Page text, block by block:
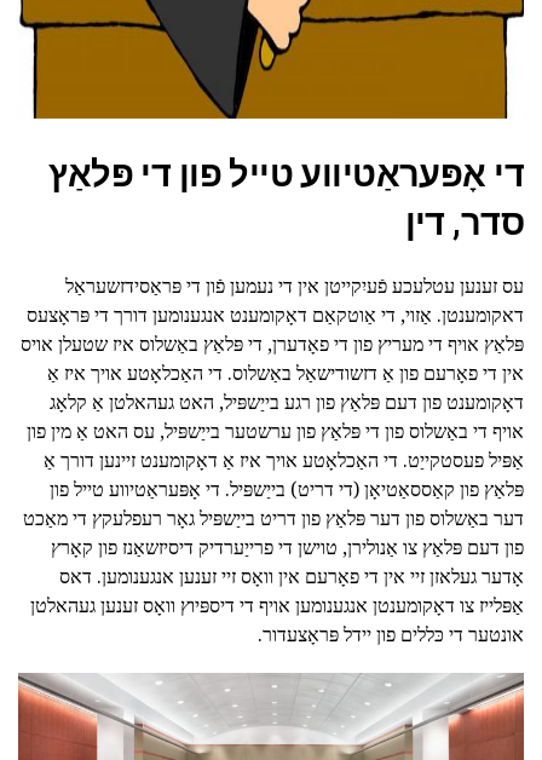
די אָפּעראַטיווע טייל פון די פּלאַץ
סדר, דין
עס זענען עטלעכע פֿעיִקייטן אין די נעמען פֿון די פּראַסידזשעראַל
דאקומענטן. אַזוי, די אַוטקאַם דאָקומענט אנגענומען דורך די פּראָצעס
פּלאַץ אויף די מעריץ פון די פאָדערן, די פּלאַץ באַשלוס איז שטעלן אויס
אין די פאָרעם פון אַ דזשודישאַל באַשלוס. די האַכלאָטע אויך איז אַ
דאָקומענט פון דעם פּלאַץ פון רגע בייַשפּיל, האט געהאלטן אַ קלאָג
אויף די באַשלוס פון די פּלאַץ פון ערשטער בייַשפּיל, עס האט אַ מין פון
אַפּיל פעסטקייַט. די האַכלאָטע אויך איז אַ דאָקומענט זיינען דורך אַ
פּלאַץ פון קאַססאַטיאָן (די דריט) בייַשפּיל. די אָפּעראַטיווע טייל פון
דער באַשלוס פון דער פּלאַץ פון דריט בייַשפּיל גאָר רעפלעקץ די מאַכט
פון דעם פּלאַץ צו אַנולירן, טוישן די פרייַערדיק דיסיזשאַנז פון קאָרץ
אָדער געלאזן זיי אין די פאָרעם אין וואָס זיי זענען אנגענומען. דאס
אַפּלייז צו דאָקומענטן אנגענומען אויף די דיספּיוץ וואָס זענען געהאלטן
אונטער די כּללים פון יידל פּראָצעדור.